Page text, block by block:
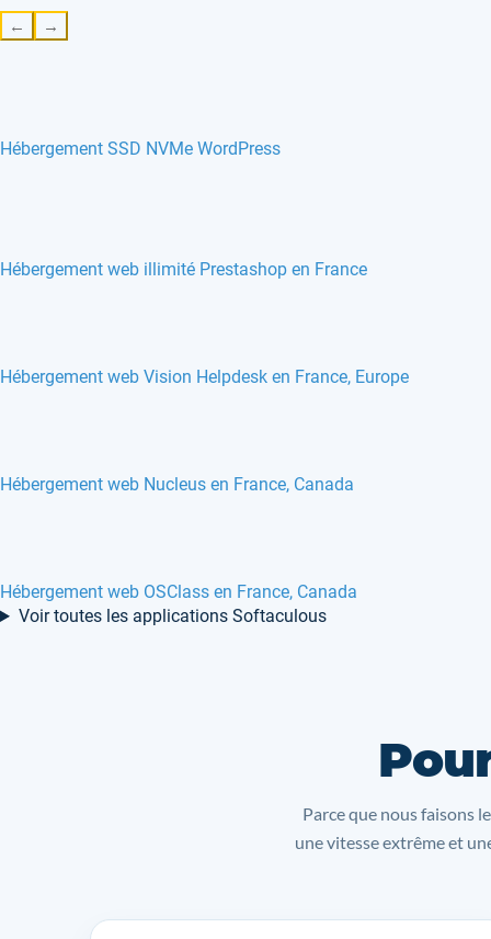
← →
Hébergement SSD NVMe WordPress
Hébergement web illimité Prestashop en France
Hébergement web Vision Helpdesk en France, Europe
Hébergement web Nucleus en France, Canada
Hébergement web OSClass en France, Canada
Voir toutes les applications Softaculous
Parce que nous faisons
une vitesse extrême et